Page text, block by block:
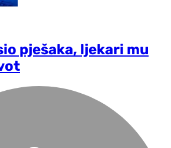
pješaka, ljekari mu